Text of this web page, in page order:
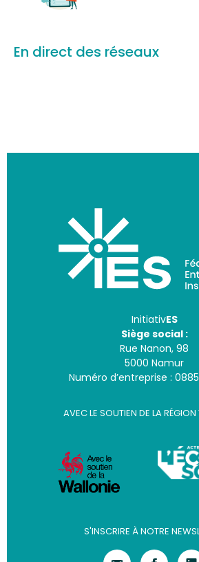
En direct des réseaux
InitiativES
Siège social :
Rue Nanon, 98
5000 Namur
Numéro d’entreprise :
AVEC LE SOUTIEN DE LA
S'INSCRIRE À NOTRE